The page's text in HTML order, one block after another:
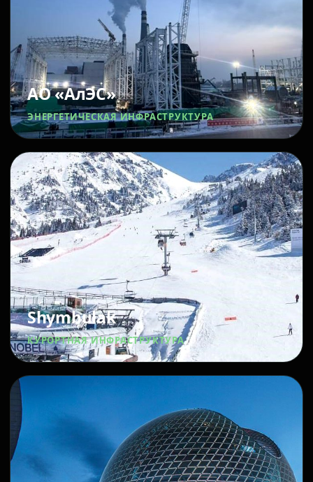
АО «АлЭС»
ЭНЕРГЕТИЧЕСКАЯ ИНФРАСТРУКТУРА
Shymbulak
КУРОРТНАЯ ИНФРАСТРУКТУРА